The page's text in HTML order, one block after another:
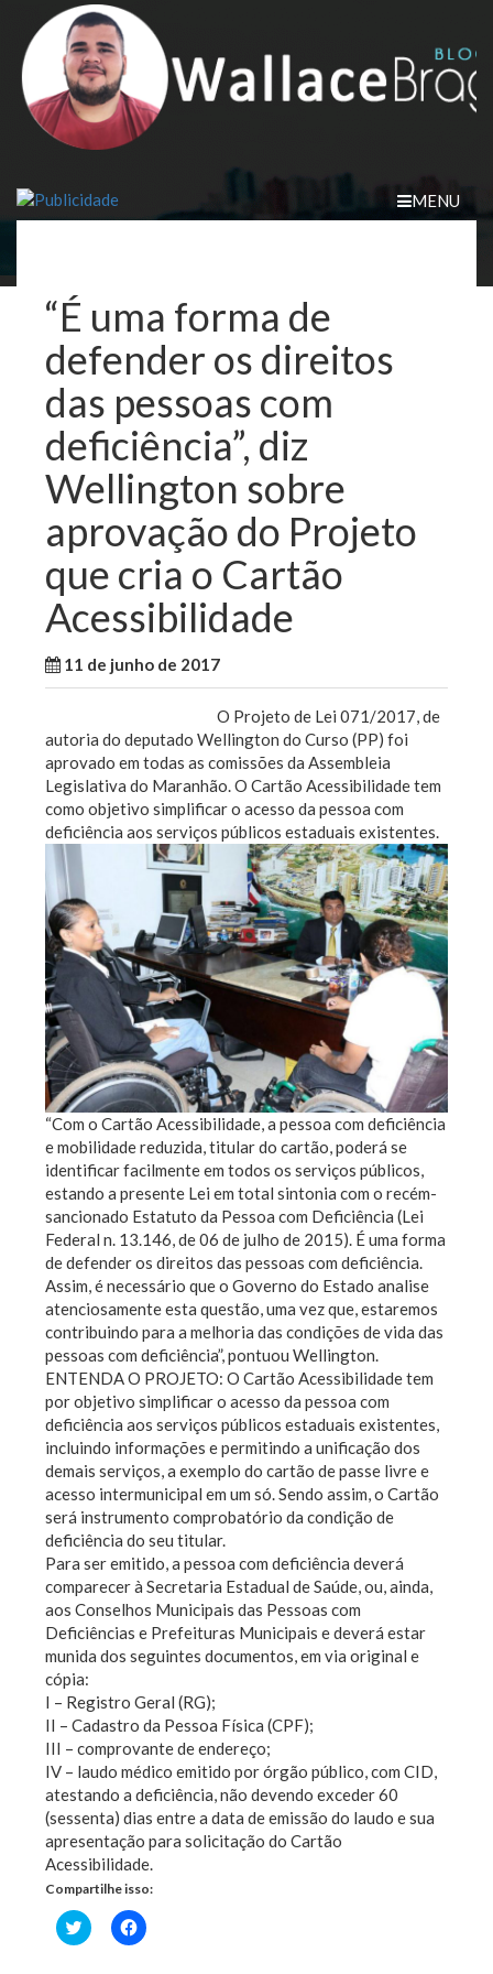
content
MENU
“É uma forma de
defender os direitos
das pessoas com
deficiência”, diz
Wellington sobre
aprovação do Projeto
que cria o Cartão
Acessibilidade
11 de junho de 2017
O Projeto de Lei 071/2017, de
autoria do deputado Wellington do Curso (PP) foi
aprovado em todas as comissões da Assembleia
Legislativa do Maranhão. O Cartão Acessibilidade tem
como objetivo simplificar o acesso da pessoa com
deficiência aos serviços públicos estaduais existentes.
“Com o Cartão Acessibilidade, a pessoa com deficiência
e mobilidade reduzida, titular do cartão, poderá se
identificar facilmente em todos os serviços públicos,
estando a presente Lei em total sintonia com o recém-
sancionado Estatuto da Pessoa com Deficiência (Lei
Federal n. 13.146, de 06 de julho de 2015). É uma forma
de defender os direitos das pessoas com deficiência.
Assim, é necessário que o Governo do Estado analise
atenciosamente esta questão, uma vez que, estaremos
contribuindo para a melhoria das condições de vida das
pessoas com deficiência”, pontuou Wellington.
ENTENDA O PROJETO: O Cartão Acessibilidade tem
por objetivo simplificar o acesso da pessoa com
deficiência aos serviços públicos estaduais existentes,
incluindo informações e permitindo a unificação dos
demais serviços, a exemplo do cartão de passe livre e
acesso intermunicipal em um só. Sendo assim, o Cartão
será instrumento comprobatório da condição de
deficiência do seu titular.
Para ser emitido, a pessoa com deficiência deverá
comparecer à Secretaria Estadual de Saúde, ou, ainda,
aos Conselhos Municipais das Pessoas com
Deficiências e Prefeituras Municipais e deverá estar
munida dos seguintes documentos, em via original e
cópia:
I – Registro Geral (RG);
II – Cadastro da Pessoa Física (CPF);
III – comprovante de endereço;
IV – laudo médico emitido por órgão público, com CID,
atestando a deficiência, não devendo exceder 60
(sessenta) dias entre a data de emissão do laudo e sua
apresentação para solicitação do Cartão
Acessibilidade.
Compartilhe isso:
Clique
para
Clique
para